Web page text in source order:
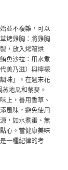
並不複雜，可以
烤雞胸：將雞胸
，放入烤箱烘
魚沙拉：用水煮
美乃滋）與檸檬
味」。在週末花
地瓜和藜麥。
上，善用香草、
風味，避免使用
，如水煮蛋、無
心。當健康美味
一種紀律的考